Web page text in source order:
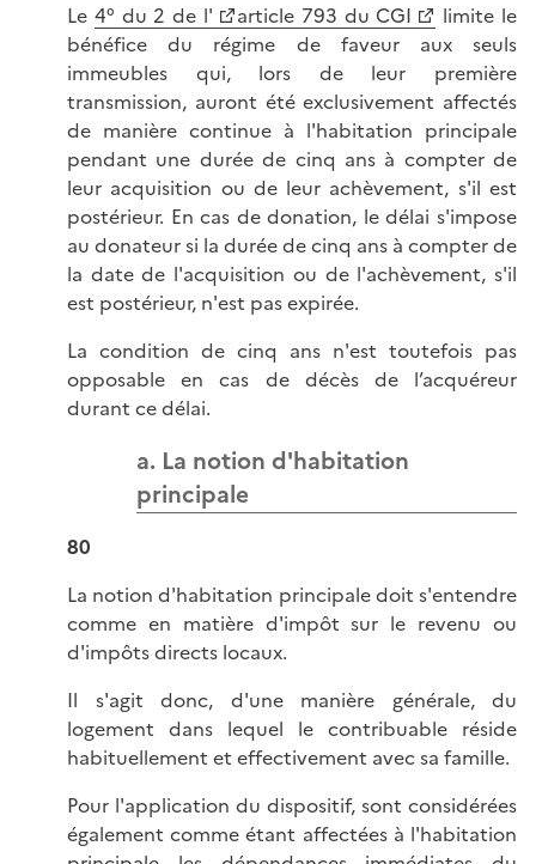
Le 4° du 2 de l' article 793 du CGI
limite le
bénéfice du régime de faveur aux seuls
immeubles qui, lors de leur première
transmission, auront été exclusivement affectés
de manière continue à l'habitation principale
pendant une durée de cinq ans à compter de
leur acquisition ou de leur achèvement, s'il est
postérieur. En cas de donation, le délai s'impose
au donateur si la durée de cinq ans à compter de
la date de l'acquisition ou de l'achèvement, s'il
est postérieur, n'est pas expirée.
La condition de cinq ans n'est toutefois pas
opposable en cas de décès de l’acquéreur
durant ce délai.
a. La notion d'habitation
principale
80
La notion d'habitation principale doit s'entendre
comme en matière d'impôt sur le revenu ou
d'impôts directs locaux.
Il s'agit donc, d'une manière générale, du
logement dans lequel le contribuable réside
habituellement et effectivement avec sa famille.
Pour l'application du dispositif, sont considérées
également comme étant affectées à l'habitation